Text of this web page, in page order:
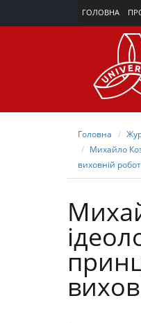
ГОЛОВНА
Головна
Михайло
виховній